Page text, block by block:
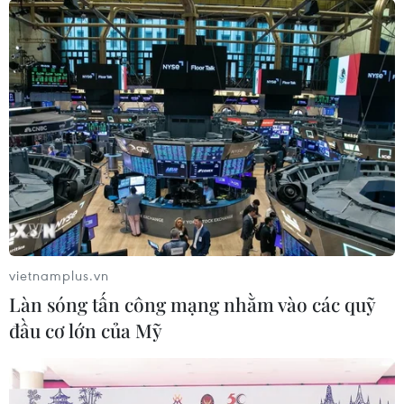
Ai Cập chuẩn bị tổ chức họp 4 bên về
thực thi lệnh ngừng bắn ở Gaza
02/08/2026 00:22
Iran cảnh báo các nước hỗ trợ Mỹ có
thể bị cuốn vào xung đột
01/08/2026 14:14
vietnamplus.vn
Làn sóng tấn công mạng nhằm vào các quỹ
đầu cơ lớn của Mỹ